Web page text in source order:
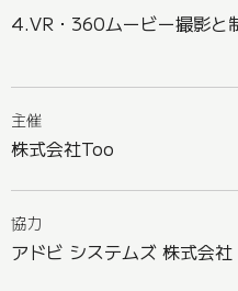
4.VR・360ムービー撮影と
主催
株式会社Too
協力
アドビ システムズ 株式会社